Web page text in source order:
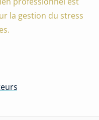
la gestion du stress